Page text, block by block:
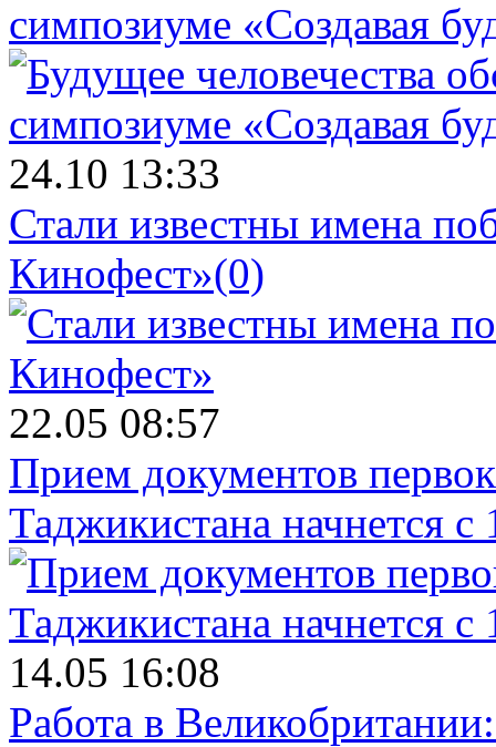
симпозиуме «Создавая
24.10 13:33
Стали известны имена
Кинофест»(0)
22.05 08:57
Прием документов
Таджикистана начнется с
14.05 16:08
Работа в